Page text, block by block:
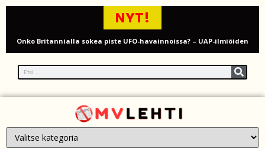
NYT!
Onko Britannialla sokea piste UFO-havainnoissa? – UAP-ilmiöiden
Millaista on työskennellä kahdeksankymppisenä? Ikääntyvien
työntekijöiden arki ja haasteet
Iso-Britannia pysäytti Venäjän varjolaivaston öljytankkerin Englannin
kanaalissa – isku Putinin sotakassaan